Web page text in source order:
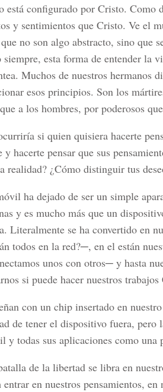
está configurado por Cristo. Como
y sentimientos que Cristo. Ve el
no son algo abstracto, sino que
esta forma de entender la
Muchos de nuestros hermanos
esos principios. Son los
a los hombres, por poderosos
si quien quisiera hacerte
y hacerte pensar que sus
realidad? ¿Cómo distinguir tus
ha dejado de ser un simple
y es mucho más que un
Literalmente se ha convertido en
todos en la red?─, en el están
unos con otros─ y hasta
si puede hacer nuestros
con un chip insertado en
de tener el dispositivo fuera, pero
y todas sus aplicaciones como una
de la libertad se libra en
entrar en nuestros pensamientos,